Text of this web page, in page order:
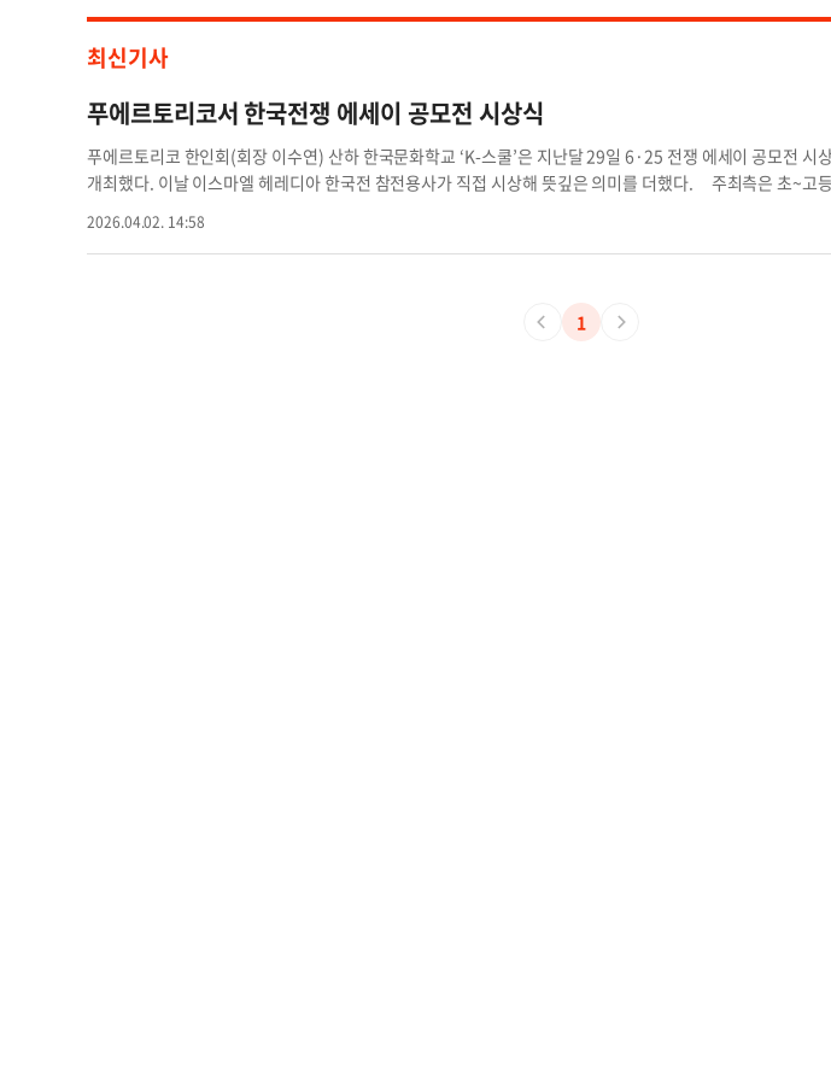
최신기사
푸에르토리코서 한국전쟁 에세이 공모전 시상식
푸에르토리코 한인회(회장 이수연) 산하 한국문화학교 ‘K-스쿨’은 지난달 29일 6·25 전쟁 에세이 공모전 시
개최했다. 이날 이스마엘 헤레디아 한국전 참전용사가 직접 시상해 뜻깊은 의미를 더했다. 주최측은 초~고
학생이 은상을, 소피아 벨레즈, 니콜라스 폴토오닐, 에이든 로드리게즈 학생은 동상을 차지했다. 금상을 수상한
군은 오는 메모리얼데이 행사에서 본인의 에세이를 낭독할 예정이다. 이수연 한인회장은 “우리 한인회는
한국 문화와 정체성 교육에 힘쓰고 있다”고 설명했다. 윤지아 기자푸에르토리코 한국전쟁 푸에르토리코 한
2026.04.02. 14:58
1